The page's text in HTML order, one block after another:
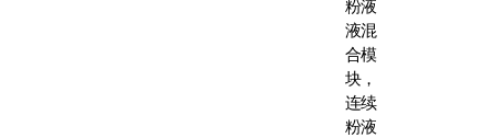
粉液
液混
合模
块，
连续
粉液